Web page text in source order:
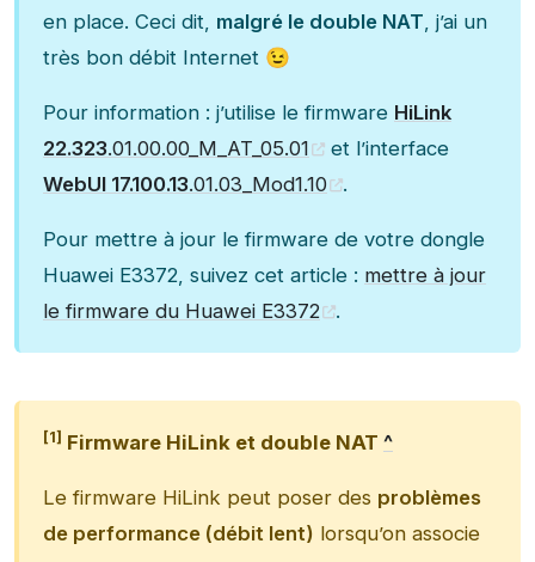
en place. Ceci dit, malgré le double NAT, j’ai un
très bon débit Internet 😉
Pour information : j’utilise le firmware HiLink
22.323.01.00.00_M_AT_05.01
et l’interface
WebUI 17.100.13.01.03_Mod1.10 .
Pour mettre à jour le firmware de votre dongle
Huawei E3372, suivez cet article : mettre à jour
le firmware du Huawei E3372
.
[1] Firmware HiLink et double NAT ^
Le firmware HiLink peut poser des problèmes
de performance (débit lent) lorsqu’on associe